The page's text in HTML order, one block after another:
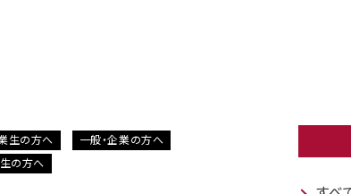
生の方へ
一般・企業の方へ
の方へ